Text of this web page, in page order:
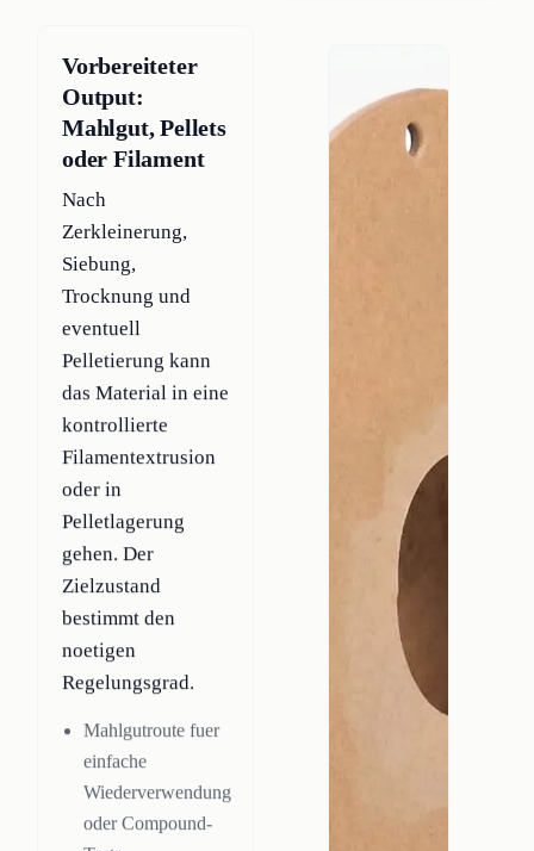
Vorbereiteter
Output:
Mahlgut, Pellets
oder Filament
Nach
Zerkleinerung,
Siebung,
Trocknung und
eventuell
Pelletierung kann
das Material in eine
kontrollierte
Filamentextrusion
oder in
Pelletlagerung
gehen. Der
Zielzustand
bestimmt den
noetigen
Regelungsgrad.
Mahlgutroute fuer
einfache
Wiederverwendung
oder Compound-